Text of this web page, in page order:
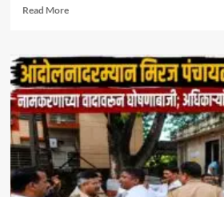
Read MoreRead
केंद्रीय
आरोग्य
योजनेत
सिनर्जी
हॉस्पिटलचा
समावेश
;
दक्षिण
महाराष्ट्रातील
CGHS